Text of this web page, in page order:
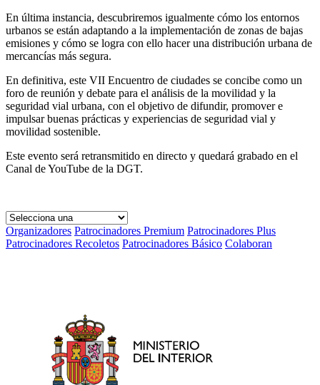
En última instancia, descubriremos igualmente cómo los entornos
urbanos se están adaptando a la implementación de zonas de bajas
emisiones y cómo se logra con ello hacer una distribución urbana de
mercancías más segura.
En definitiva, este VII Encuentro de ciudades se concibe como un
foro de reunión y debate para el análisis de la movilidad y la
seguridad vial urbana, con el objetivo de difundir, promover e
impulsar buenas prácticas y experiencias de seguridad vial y
movilidad sostenible.
Este evento será retransmitido en directo y quedará grabado en el
Canal de YouTube de la DGT.
Organizadores Patrocinadores Premium Patrocinadores Plus
Patrocinadores Recoletos Patrocinadores Básico Colaboran